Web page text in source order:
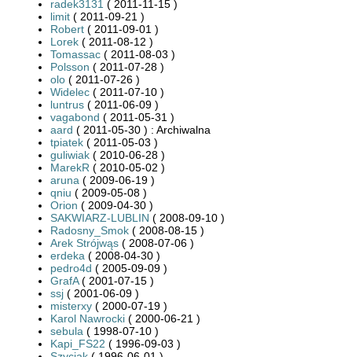
radek3131 ( 2011-11-15 )
limit ( 2011-09-21 )
Robert ( 2011-09-01 )
Lorek ( 2011-08-12 )
Tomassac ( 2011-08-03 )
Polsson ( 2011-07-28 )
olo ( 2011-07-26 )
Widelec ( 2011-07-10 )
luntrus ( 2011-06-09 )
vagabond ( 2011-05-31 )
aard ( 2011-05-30 ) : Archiwalna
tpiatek ( 2011-05-03 )
guliwiak ( 2010-06-28 )
MarekR ( 2010-05-02 )
aruna ( 2009-06-19 )
qniu ( 2009-05-08 )
Orion ( 2009-04-30 )
SAKWIARZ-LUBLIN ( 2008-09-10 )
Radosny_Smok ( 2008-08-15 )
Arek Strójwąs ( 2008-07-06 )
erdeka ( 2008-04-30 )
pedro4d ( 2005-09-09 )
GrafA( 2001-07-15 )
ssj ( 2001-06-09 )
misterxy ( 2000-07-19 )
Karol Nawrocki ( 2000-06-21 )
sebula ( 1998-07-10 )
Kapi_FS22 ( 1996-09-03 )